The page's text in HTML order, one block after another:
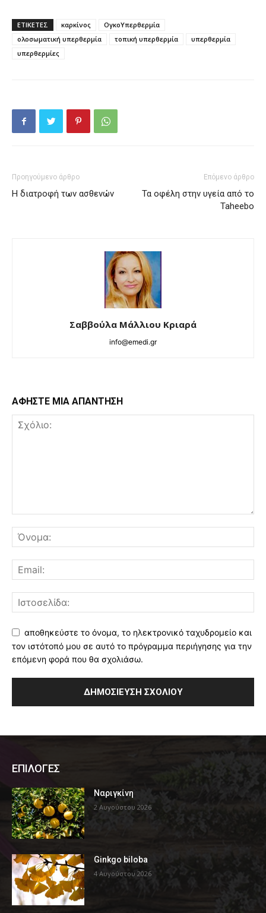
ΕΤΙΚΕΤΕΣ καρκίνος
ΟγκοΥπερθερμία
ολοσωματική υπερθερμία
τοπική υπερθερμία
υπερθερμία
υπερθερμίες
Προηγούμενο άρθρο
Η διατροφή των ασθενών
Επόμενο άρθρο
Τα οφέλη στην υγεία από το
Taheebo
Σαββούλα Μάλλιου Κριαρά
info@emedi.gr
ΑΦΗΣΤΕ ΜΙΑ ΑΠΑΝΤΗΣΗ
αποθηκεύστε το όνομα, το ηλεκτρονικό ταχυδρομείο και
τον ιστότοπό μου σε αυτό το πρόγραμμα περιήγησης για την
επόμενη φορά που θα σχολιάσω.
ΕΠΙΛΟΓΕΣ
Ναριγκίνη
2 Αυγούστου 2026
Ginkgo biloba
4 Αυγούστου 2026